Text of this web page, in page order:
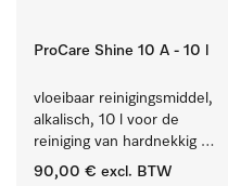
ProCare Shine 10 A - 10 l
vloeibaar reinigingsmiddel,
alkalisch, 10 l voor de
reiniging van hardnekkig
vuil op serviesgoed,
90,00 € excl. BTW